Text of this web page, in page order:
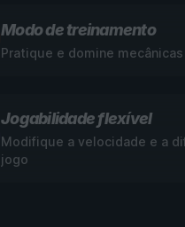
Modo de treinamento
Pratique e domine
Jogabilidade flexível
Modifique a velocidade e a
jogo